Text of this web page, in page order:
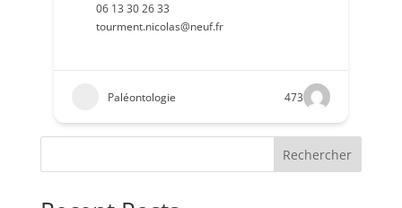
06 13 30 26 33
tourment.nicolas@neuf.fr
Paléontologie 473
Rechercher